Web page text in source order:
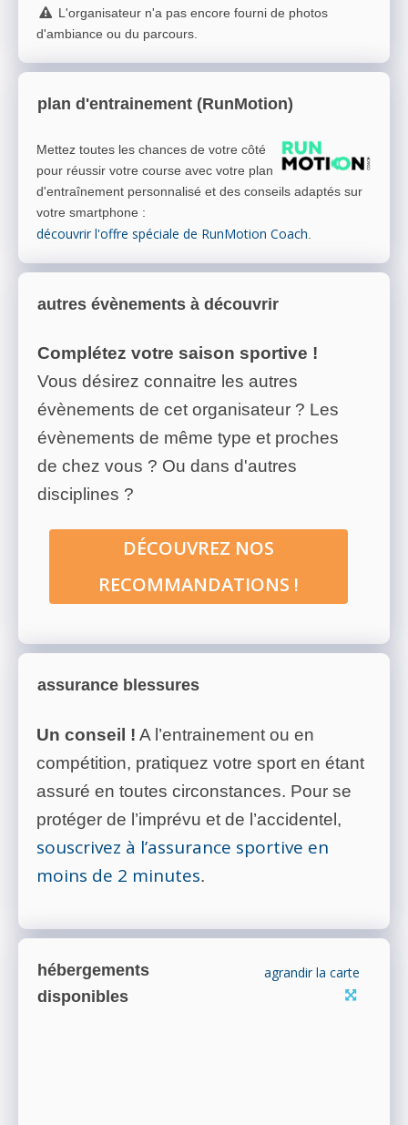
L'organisateur n'a pas encore fourni de photos
d'ambiance ou du parcours.
plan d'entrainement (RunMotion)
Mettez toutes les chances de votre côté
pour réussir votre course avec votre plan
d'entraînement personnalisé et des conseils adaptés sur
votre smartphone :
découvrir l'offre spéciale de RunMotion Coach.
autres évènements à découvrir
Complétez votre saison sportive !
Vous désirez connaitre les autres
évènements de cet organisateur ? Les
évènements de même type et proches
de chez vous ? Ou dans d'autres
disciplines ?
DÉCOUVREZ NOS
RECOMMANDATIONS !
assurance blessures
Un conseil ! A l’entrainement ou en
compétition, pratiquez votre sport en étant
assuré en toutes circonstances. Pour se
protéger de l’imprévu et de l’accidentel,
souscrivez à l’assurance sportive en
moins de 2 minutes.
hébergements
disponibles
agrandir la carte